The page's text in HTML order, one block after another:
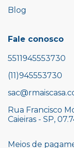
Blog
Fale conosco
5511945553730
(11)945553730
Rua Francisco
Caieiras - SP,
Meios de